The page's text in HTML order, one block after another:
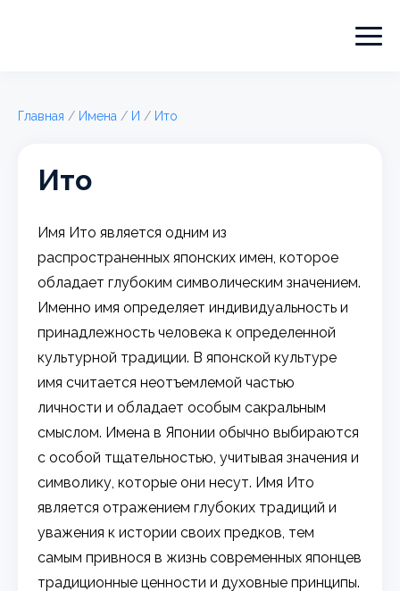
Главная / Имена / И / Ито
Ито
Имя Ито является одним из
распространенных японских имен, которое
обладает глубоким символическим значением.
Именно имя определяет индивидуальность и
принадлежность человека к определенной
культурной традиции. В японской культуре
имя считается неотъемлемой частью
личности и обладает особым сакральным
смыслом. Имена в Японии обычно выбираются
с особой тщательностью, учитывая значения и
символику, которые они несут. Имя Ито
является отражением глубоких традиций и
уважения к истории своих предков, тем
самым привнося в жизнь современных японцев
традиционные ценности и духовные принципы.